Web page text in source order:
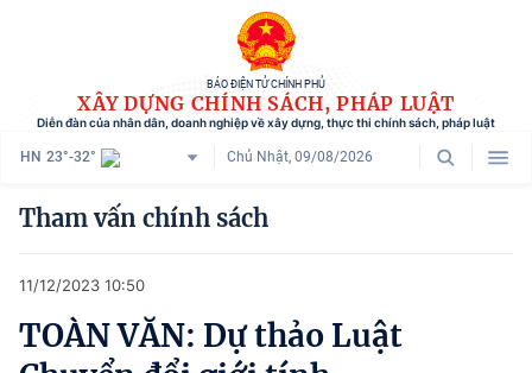
BÁO ĐIỆN TỬ CHÍNH PHỦ
XÂY DỰNG CHÍNH SÁCH, PHÁP LUẬT
Diễn đàn của nhân dân, doanh nghiệp về xây dựng, thực thi chính sách, pháp luật
HN 23°-32° Chủ Nhật, 09/08/2026
Danh mục
Tham vấn chính sách
Tham vấn chính sách
11/12/2023 10:50
TOÀN VĂN: Dự thảo Luật